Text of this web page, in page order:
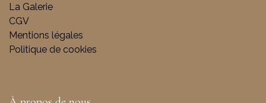
La Galerie
CGV
Mentions légales
Politique de cookies